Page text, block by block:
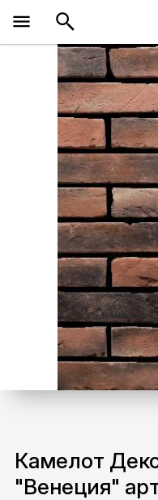
Камелот
"Венеция"